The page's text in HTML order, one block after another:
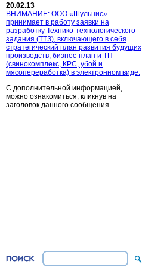
20.02.13
ВНИМАНИЕ: ООО «Шульнис»
принимает в работу заявки на
разработку Технико-технологического
задания (ТТЗ), включающего в себя
стратегический план развития будущих
производств, бизнес-план и ТП
(свинокомплекс, КРС, убой и
мясопереработка) в электронном виде.
С дополнительной информацией,
можно ознакомиться, кликнув на
заголовок данного сообщения.